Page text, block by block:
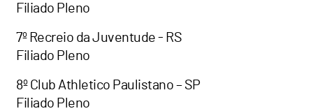
Filiado Pleno
7º Recreio da Juventude - RS
Filiado Pleno
8º Club Athletico Paulistano – SP
Filiado Pleno